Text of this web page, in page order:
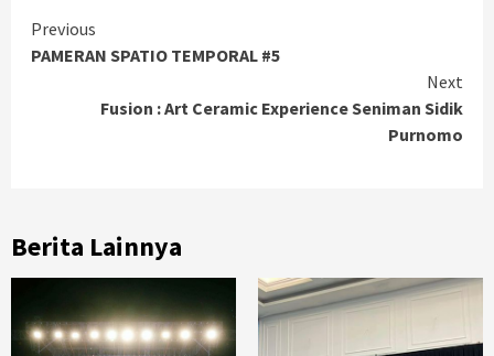
Continue
Reading
Previous
PAMERAN SPATIO TEMPORAL #5
Next
Fusion : Art Ceramic Experience Seniman Sidik
Purnomo
Berita Lainnya